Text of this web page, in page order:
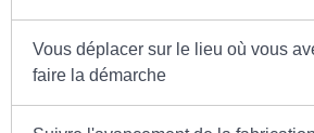
Vous déplacer sur le lieu où vous
faire la démarche